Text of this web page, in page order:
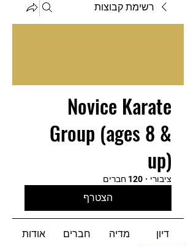
רשימת קבוצות
Novice Karate
Group (ages 8 &
up)
ציבורי · 120 חברים
הצטרף
דיון מדיה חברים אודות